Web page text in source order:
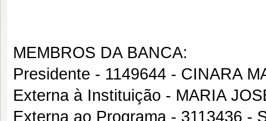
MEMBROS DA BANCA:
Presidente - 1149644 - CINARA
Externa à Instituição - MARIA
Externa ao Programa - 3113436 -